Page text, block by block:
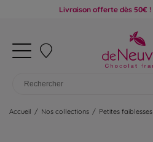
Livraison offerte dès 50€ !
Accueil / Nos collections / Petites faiblesses